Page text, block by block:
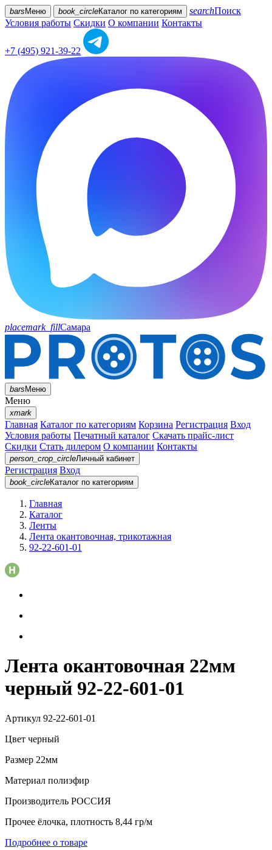
bars Меню book_circleКаталог по категориям searchПоиск
Условия работы Скидки О компании Контакты
+7 (495) 921-39-22
placemark_fillСамара
barsМеню
Меню
xmark
Главная Каталог по категориям Корзина Регистрация Вход
Условия работы Печатный каталог Скачать прайс-лист
Скидки Стать дилером О компании Контакты
person_crop_circleЛичный кабинет
Регистрация Вход
book_circleКаталог по категориям
Главная
Каталог
Ленты
Лента окантовочная, трикотажная
92-22-601-01
Лента окантовочная 22мм
черный 92-22-601-01
Артикул 92-22-601-01
Цвет черный
Размер 22мм
Материал полиэфир
Производитель РОССИЯ
Прочее ёлочка, плотность 8,44 гр/м
Подробнее о товаре